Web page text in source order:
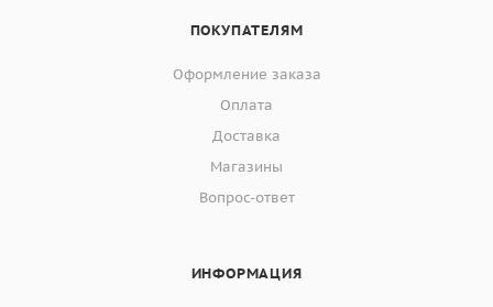
ПОКУПАТЕЛЯМ
Оформление заказа
Оплата
Доставка
Магазины
Вопрос-ответ
ИНФОРМАЦИЯ